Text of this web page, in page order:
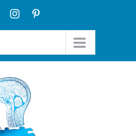
Instagram